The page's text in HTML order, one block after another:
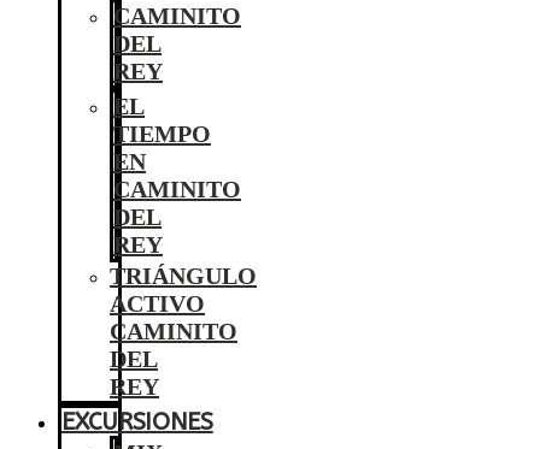
CAMINITO
DEL
REY
EL
TIEMPO
EN
CAMINITO
DEL
REY
TRIÁNGULO
ACTIVO
CAMINITO
DEL
REY
EXCURSIONES